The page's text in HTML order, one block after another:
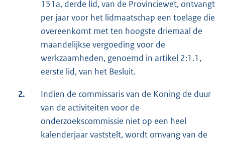
151a, derde lid, van de Provinciewet, ontvangt
per jaar voor het lidmaatschap een toelage die
overeenkomt met ten hoogste driemaal de
maandelijkse vergoeding voor de
werkzaamheden, genoemd in artikel 2:1.1,
eerste lid, van het Besluit.
2.
Indien de commissaris van de Koning de duur
van de activiteiten voor de
onderzoekscommissie niet op een heel
kalenderjaar vaststelt, wordt omvang van de